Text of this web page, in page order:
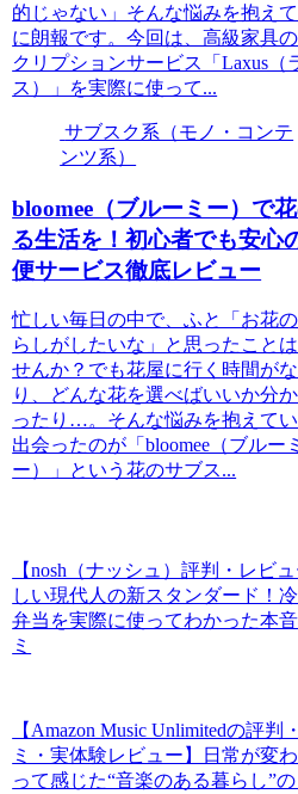
的じゃない」そんな悩みを抱え
に朗報です。今回は、高級家具
クリプションサービス「Laxus（
ス）」を実際に使って...
サブスク系（モノ・コンテ
ンツ系）
bloomee（ブルーミー）で
る生活を！初心者でも安心
便サービス徹底レビュー
忙しい毎日の中で、ふと「お花
らしがしたいな」と思ったこと
せんか？でも花屋に行く時間が
り、どんな花を選べばいいか分
ったり…。そんな悩みを抱えて
出会ったのが「bloomee（ブルーミ
ー）」という花のサブス...
【nosh（ナッシュ）評判・レビ
しい現代人の新スタンダード！
弁当を実際に使ってわかった本
ミ
【Amazon Music Unlimitedの評判
ミ・実体験レビュー】日常が変
って感じた“音楽のある暮らし”